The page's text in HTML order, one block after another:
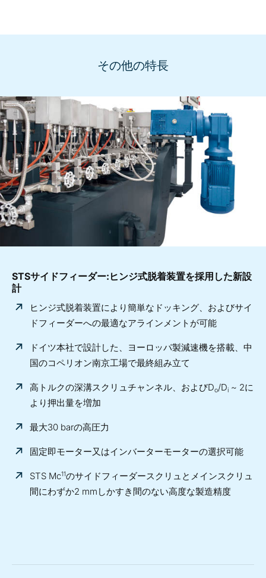
その他の特長
STSサイドフィーダー:ヒンジ式脱着装置を採用した新設
計
ヒンジ式脱着装置により簡単なドッキング、およびサイ
ドフィーダーへの最適なアラインメントが可能
ドイツ本社で設計した、ヨーロッパ製減速機を搭載、中
国のコペリオン南京工場で最終組み立て
高トルクの深溝スクリュチャンネル、およびDo/Di ~ 2に
より押出量を増加
最大30 barの高圧力
固定即モーター又はインバーターモーターの選択可能
STS Mc11のサイドフィーダースクリュとメインスクリュ
間にわずか2 mmしかすき間のない高度な製造精度